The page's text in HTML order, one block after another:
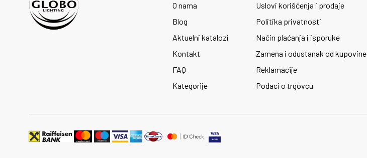
O nama
Blog
Aktuelni katalozi
Kontakt
FAQ
Kategorije
Uslovi korišćenja i prodaje
Politika privatnosti
Način plaćanja i isporuke
Zamena i odustanak od kupovine
Reklamacije
Podaci o trgovcu